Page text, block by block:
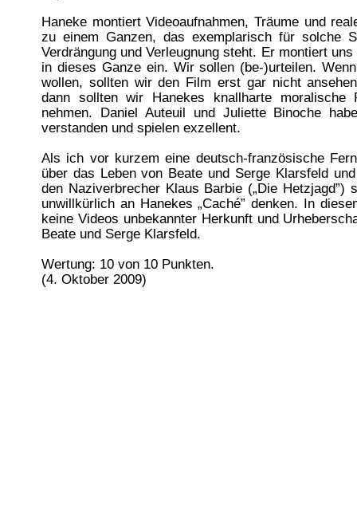
Haneke montiert Videoaufnahmen, Träume und
zu einem Ganzen, das exemplarisch für solche
Verdrängung und Verleugnung steht. Er montiert
in dieses Ganze ein. Wir sollen (be-)urteilen.
wollen, sollten wir den Film erst gar nicht
dann sollten wir Hanekes knallharte moralische
nehmen. Daniel Auteuil und Juliette Binoche
verstanden und spielen exzellent.
Als ich vor kurzem eine deutsch-französische
über das Leben von Beate und Serge Klarsfeld
den Naziverbrecher Klaus Barbie („Die Hetzjagd”)
unwillkürlich an Hanekes „Caché” denken. In
keine Videos unbekannter Herkunft und
Beate und Serge Klarsfeld.
Wertung: 10 von 10 Punkten.
(4. Oktober 2009)